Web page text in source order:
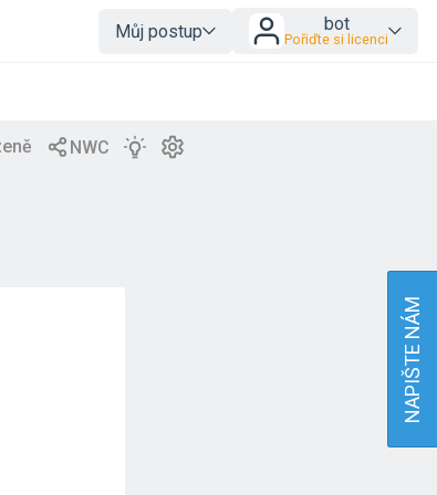
Můj postup bot
Pořiďte si licenci
NAPIŠTE NÁM